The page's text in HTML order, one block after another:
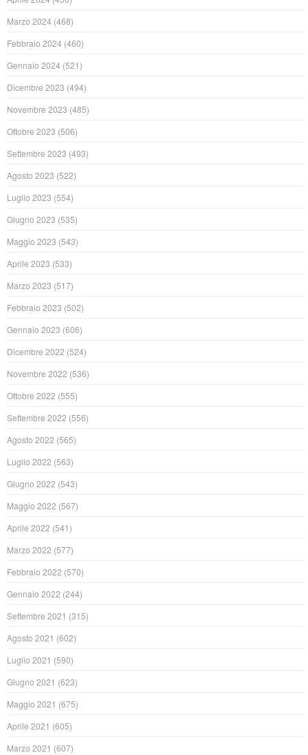
Marzo 2024 (468)
Febbraio 2024 (460)
Gennaio 2024 (521)
Dicembre 2023 (494)
Novembre 2023 (485)
Ottobre 2023 (506)
Settembre 2023 (493)
Agosto 2023 (522)
Luglio 2023 (554)
Giugno 2023 (535)
Maggio 2023 (543)
Aprile 2023 (533)
Marzo 2023 (517)
Febbraio 2023 (502)
Gennaio 2023 (606)
Dicembre 2022 (524)
Novembre 2022 (536)
Ottobre 2022 (555)
Settembre 2022 (556)
Agosto 2022 (565)
Luglio 2022 (563)
Giugno 2022 (543)
Maggio 2022 (567)
Aprile 2022 (541)
Marzo 2022 (577)
Febbraio 2022 (570)
Gennaio 2022 (244)
Settembre 2021 (315)
Agosto 2021 (602)
Luglio 2021 (590)
Giugno 2021 (623)
Maggio 2021 (675)
Aprile 2021 (605)
Marzo 2021 (607)